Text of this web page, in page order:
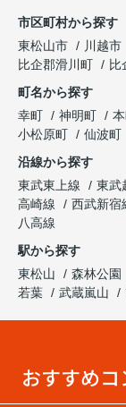
市区町村から探す
東松山市
川越市
比企郡滑川町
比
町名から探す
幸町
神明町
小松原町
仙波町
沿線から探す
東武東上線
東武
高崎線
西武新宿
八高線
駅から探す
東松山
森林公園
若葉
武蔵嵐山
おすすめ